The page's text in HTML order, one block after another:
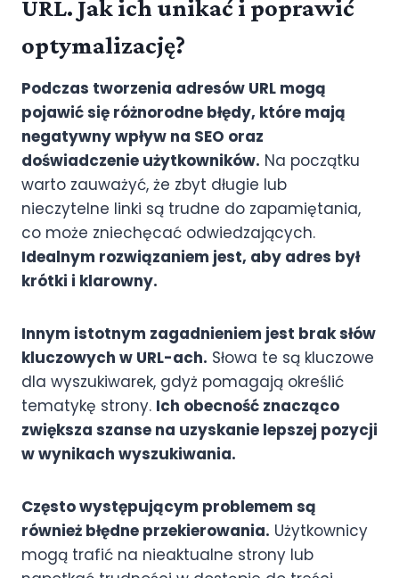
URL. Jak ich unikać i poprawić
optymalizację?
Podczas tworzenia adresów URL mogą
pojawić się różnorodne błędy, które mają
negatywny wpływ na SEO oraz
doświadczenie użytkowników. Na początku
warto zauważyć, że zbyt długie lub
nieczytelne linki są trudne do zapamiętania,
co może zniechęcać odwiedzających.
Idealnym rozwiązaniem jest, aby adres był
krótki i klarowny.
Innym istotnym zagadnieniem jest brak słów
kluczowych w URL-ach. Słowa te są kluczowe
dla wyszukiwarek, gdyż pomagają określić
tematykę strony. Ich obecność znacząco
zwiększa szanse na uzyskanie lepszej pozycji
w wynikach wyszukiwania.
Często występującym problemem są
również błędne przekierowania. Użytkownicy
mogą trafić na nieaktualne strony lub